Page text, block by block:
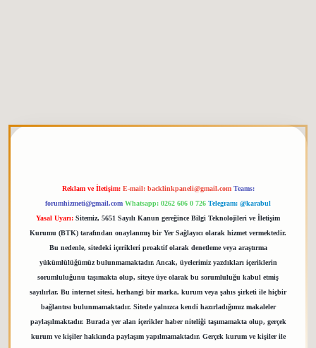
Reklam ve İletişim: E-mail: backlinkpaneli@gmail.com Teams:
forumhizmeti@gmail.com Whatsapp: 0262 606 0 726 Telegram: @karabul
Yasal Uyarı: Sitemiz, 5651 Sayılı Kanun gereğince Bilgi Teknolojileri ve İletişim
Kurumu (BTK) tarafından onaylanmış bir Yer Sağlayıcı olarak hizmet vermektedir.
Bu nedenle, sitedeki içerikleri proaktif olarak denetleme veya araştırma
yükümlülüğümüz bulunmamaktadır. Ancak, üyelerimiz yazdıkları içeriklerin
sorumluluğunu taşımakta olup, siteye üye olarak bu sorumluluğu kabul etmiş
sayılırlar. Bu internet sitesi, herhangi bir marka, kurum veya şahıs şirketi ile hiçbir
bağlantısı bulunmamaktadır. Sitede yalnızca kendi hazırladığımız makaleler
paylaşılmaktadır. Burada yer alan içerikler haber niteliği taşımamakta olup, gerçek
kurum ve kişiler hakkında paylaşım yapılmamaktadır. Gerçek kurum ve kişiler ile